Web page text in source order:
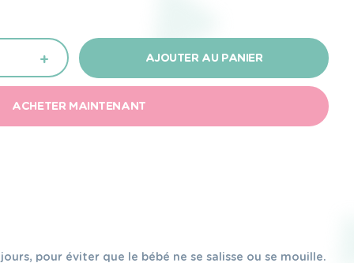
+ AJOUTER AU PANIER
ACHETER MAINTENANT
pour éviter que le bébé ne se salisse ou se mouille.